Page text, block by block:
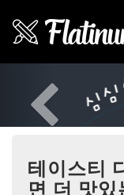
테이스티
면 더 맛있